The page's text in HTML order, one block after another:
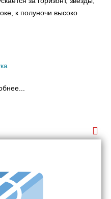
к полуночи высоко